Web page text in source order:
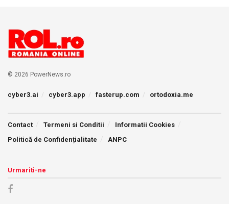
© 2026 PowerNews.ro
cyber3.ai cyber3.app fasterup.com ortodoxia.me
Contact Termeni si Conditii
Informatii Cookies
Politică de Confidențialitate
ANPC
Urmariti-ne